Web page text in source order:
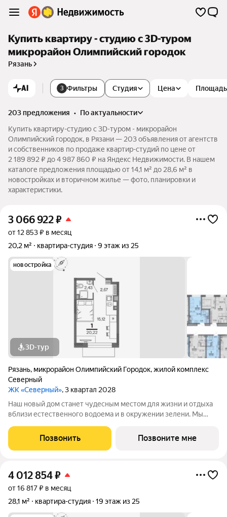
Купить квартиру - студию c 3D-туром
микрорайон Олимпийский городок
Рязань
AI 3 Фильтры Студия Цена Площадь
203 предложения •
по актуальности
Купить квартиру-студию c 3D-туром - микрорайон
Олимпийский городок, в Рязани — 203 объявления от агентств
и собственников по продаже квартир-студий по цене от
2 189 892 ₽ до 4 987 860 ₽ на Яндекс Недвижимости. В нашем
каталоге предложения площадью от 14,1 м² до 28,6 м² в
новостройках и вторичном жилье — фото, планировки и
характеристики.
3 066 922₽
от 12 853 ₽ в месяц
20,2 м²
квартира-студия 9 этаж из 25
новостройка
3D-тур
Рязань, микрорайон Олимпийский Городок,жилой комплекс
Северный
ЖК «Северный», 3 квартал 2028
Наш новый дом станет чудесным местом для жизни и отдыха
вблизи естественного водоема и в окружении зелени. Мы
небольших студий, в которых можно начать свою
студенческую самостоятельную жизнь до
Позвонить Позвоните мне
4 012 854₽
от 16 817 ₽ в месяц
28,1 м²
квартира-студия 19 этаж из 25